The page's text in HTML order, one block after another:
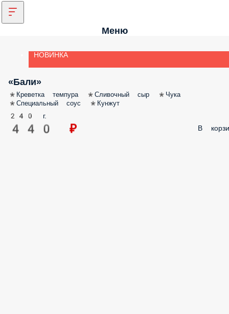
Меню
НОВИНКА
«Бали»
*Креветка темпура *Сливочный сыр *Чука
*Специальный соус *Кунжут
240 г.
440 ₽ В